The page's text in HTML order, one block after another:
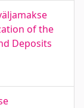
of the
Deposits